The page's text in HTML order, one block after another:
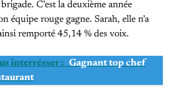
C’est la deuxième année
équipe rouge gagne. Sarah, elle n’a
remporté 45,14 % des voix.
interrésser : Gagnant top chef